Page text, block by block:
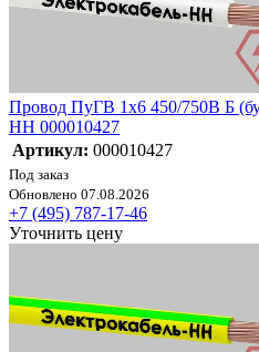
Провод ПуГВ 1х6 450/750В Б
НН 000010427
Артикул: 000010427
Под заказ
Обновлено 07.08.2026
+7 (495) 787-17-46
Уточнить цену